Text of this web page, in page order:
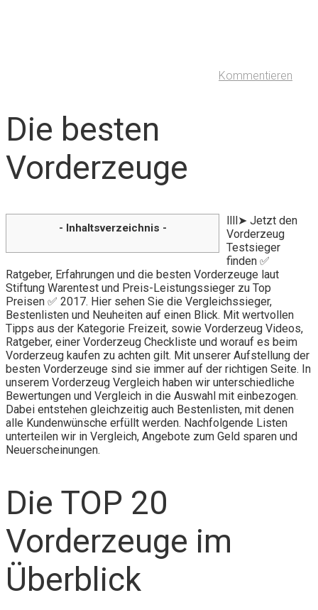
Kommentieren
Die besten
Vorderzeuge
- Inhaltsverzeichnis -
llll➤ Jetzt den
Vorderzeug
Testsieger
finden ✅
Ratgeber, Erfahrungen und die besten Vorderzeuge laut
Stiftung Warentest und Preis-Leistungssieger zu Top
Preisen ✅ 2017. Hier sehen Sie die Vergleichssieger,
Bestenlisten und Neuheiten auf einen Blick. Mit wertvollen
Tipps aus der Kategorie Freizeit, sowie Vorderzeug Videos,
Ratgeber, einer Vorderzeug Checkliste und worauf es beim
Vorderzeug kaufen zu achten gilt. Mit unserer Aufstellung der
besten Vorderzeuge sind sie immer auf der richtigen Seite. In
unserem Vorderzeug Vergleich haben wir unterschiedliche
Bewertungen und Vergleich in die Auswahl mit einbezogen.
Dabei entstehen gleichzeitig auch Bestenlisten, mit denen
alle Kundenwünsche erfüllt werden. Nachfolgende Listen
unterteilen wir in Vergleich, Angebote zum Geld sparen und
Neuerscheinungen.
Die TOP 20
Vorderzeuge im
Überblick